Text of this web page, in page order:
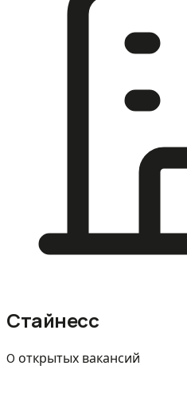
Стайнесс
0 открытых вакансий